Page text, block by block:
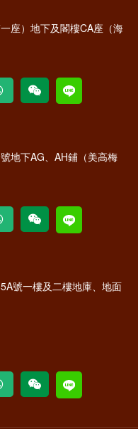
座）地下及閣樓CA座（海
地下AG、AH鋪（美高梅
號一樓及二樓地庫、地面